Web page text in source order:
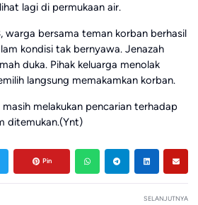
lagi di permukaan air.
warga bersama teman korban berhasil
kondisi tak bernyawa. Jenazah
duka. Pihak keluarga menolak
langsung memakamkan korban.
melakukan pencarian terhadap
ditemukan.(Ynt)
Pin
SELANJUTNYA